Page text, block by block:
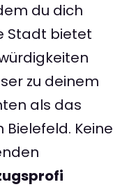
du dich
Stadt bietet
zu deinem
als das
Keine